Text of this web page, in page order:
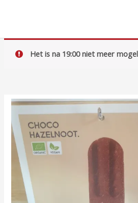
inhoud
Het is na 19:00 niet meer